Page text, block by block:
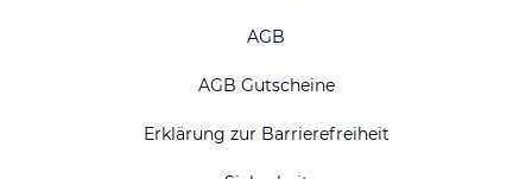
AGB
AGB Gutscheine
Erklärung zur Barrierefreiheit